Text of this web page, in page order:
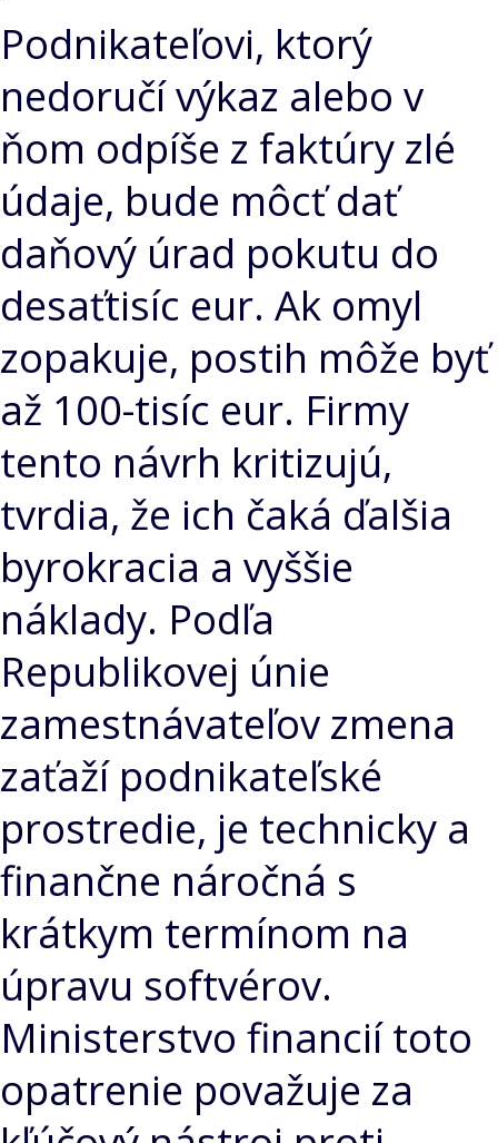
Podnikateľovi, ktorý
nedoručí výkaz alebo v
ňom odpíše z faktúry zlé
údaje, bude môcť dať
daňový úrad pokutu do
desaťtisíc eur. Ak omyl
zopakuje, postih môže byť
až 100-tisíc eur. Firmy
tento návrh kritizujú,
tvrdia, že ich čaká ďalšia
byrokracia a vyššie
náklady. Podľa
Republikovej únie
zamestnávateľov zmena
zaťaží podnikateľské
prostredie, je technicky a
finančne náročná s
krátkym termínom na
úpravu softvérov.
Ministerstvo financií toto
opatrenie považuje za